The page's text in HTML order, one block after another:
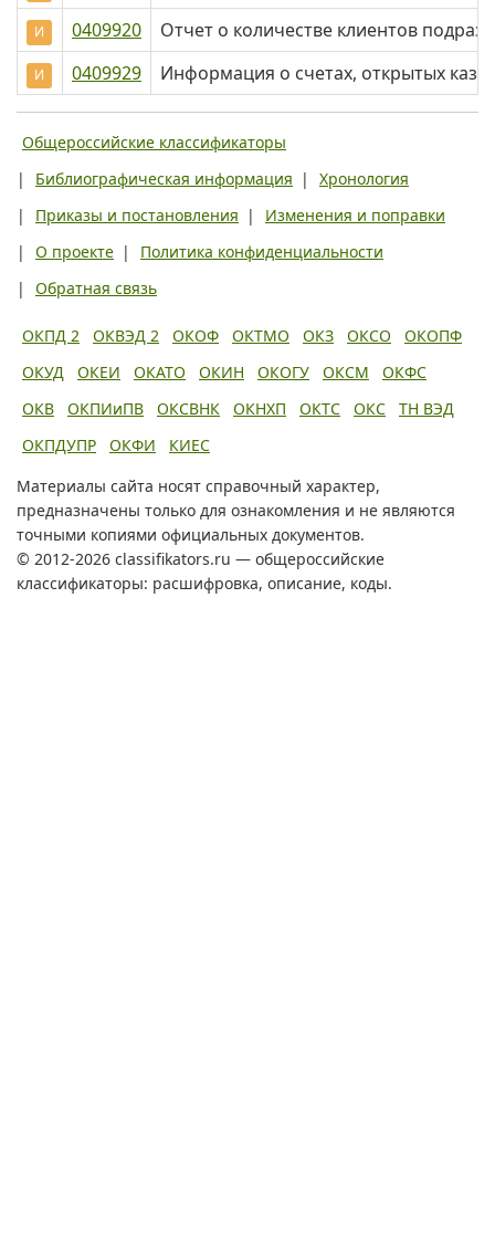
И 0409920 Отчет о количестве клиентов
И 0409929 Информация о счетах, открытых
Общероссийские классификаторы
|
Библиографическая информация |
Хронология
|
Приказы и постановления |
Изменения и поправки
|
О проекте |
Политика конфиденциальности
|
Обратная связь
ОКПД 2 ОКВЭД 2 ОКОФ ОКТМО ОКЗ ОКСО
ОКОПФ
ОКУД
ОКЕИ ОКАТО ОКИН ОКОГУ ОКСМ
ОКФС
ОКВ
ОКПИиПВ ОКСВНК ОКНХП ОКТС ОКС
ТН ВЭД
ОКПДУПР
ОКФИ
КИЕС
Материалы сайта носят справочный характер,
предназначены только для ознакомления и не являются
точными копиями официальных документов.
© 2012-2026 classifikators.ru — общероссийские
классификаторы: расшифровка, описание, коды.